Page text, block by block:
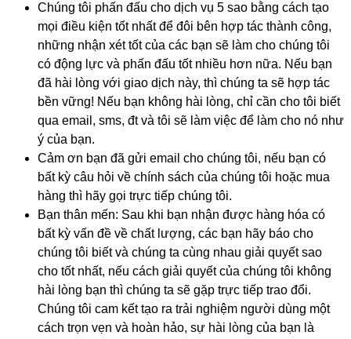
Chúng tôi phấn đấu cho dịch vụ 5 sao bằng cách tạo
mọi điều kiện tốt nhất để đôi bên hợp tác thành công,
những nhận xét tốt của các bạn sẽ làm cho chúng tôi
có động lực và phấn đấu tốt nhiều hơn nữa. Nếu bạn
đã hài lòng với giao dịch này, thì chúng ta sẽ hợp tác
bền vững! Nếu bạn không hài lòng, chỉ cần cho tôi biết
qua email, sms, đt và tôi sẽ làm việc để làm cho nó như
ý của bạn.
Cảm ơn bạn đã gửi email cho chúng tôi, nếu bạn có
bất kỳ câu hỏi về chính sách của chúng tôi hoặc mua
hàng thì hãy gọi trực tiếp chúng tôi.
Bạn thân mến: Sau khi bạn nhận được hàng hóa có
bất kỳ vấn đề về chất lượng, các bạn hãy báo cho
chúng tôi biết và chúng ta cùng nhau giải quyết sao
cho tốt nhất, nếu cách giải quyết của chúng tôi không
hài lòng bạn thì chúng ta sẽ gặp trực tiếp trao đổi.
Chúng tôi cam kết tạo ra trải nghiệm người dùng một
cách trọn vẹn và hoàn hảo, sự hài lòng của bạn là